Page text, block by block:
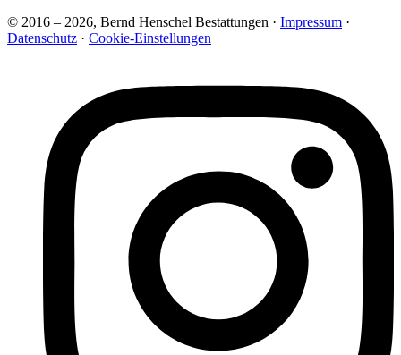
© 2016 – 2026, Bernd Henschel Bestattungen · Impressum ·
Datenschutz · Cookie-Einstellungen